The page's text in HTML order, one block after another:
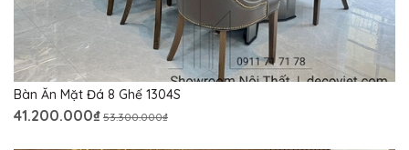
Bàn Ăn Mặt Đá 8 Ghế 1304S
41.200.000₫ 53.300.000₫